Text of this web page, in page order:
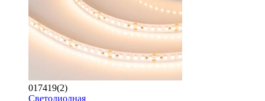
017419(2)
Светодиодная